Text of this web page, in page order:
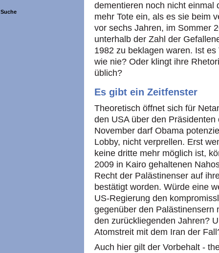
Suche
dementieren noch nicht einmal
mehr Tote ein, als es sie beim
vor sechs Jahren, im Sommer
unterhalb der Zahl der
1982 zu beklagen waren. Ist
wie nie? Oder klingt ihre
üblich?
Es gibt ein Zeitfenster
Theoretisch öffnet sich für
den USA über den
November darf Obama
Lobby, nicht verprellen. Erst
keine dritte mehr möglich ist,
2009 in Kairo gehaltenen
Recht der Palästinenser auf
bestätigt worden. Würde eine
US-Regierung den
gegenüber den Palästinensern
den zurückliegenden Jahren?
Atomstreit mit dem Iran der
Auch hier gilt der Vorbehalt -